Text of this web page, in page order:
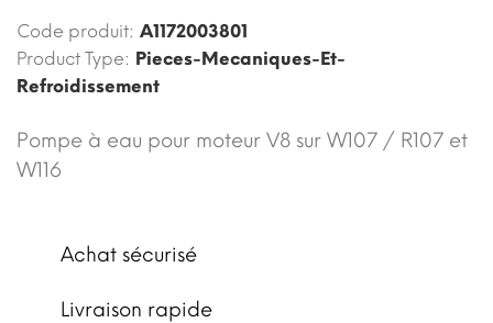
Code produit: A1172003801
Product Type: Pieces-Mecaniques-Et-
Refroidissement
Pompe à eau pour moteur V8 sur W107 / R107 et
W116
Achat sécurisé
Livraison rapide